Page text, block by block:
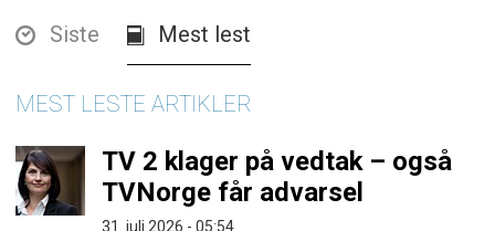
Siste Mest lest
MEST LESTE ARTIKLER
TV 2 klager på vedtak – også
TVNorge får advarsel
31. juli 2026 - 05:54